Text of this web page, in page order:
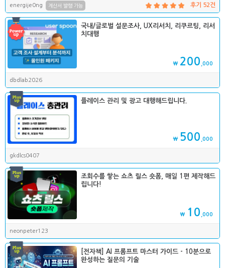
energije0ng 계산서 발행 가능 후기 52건
국내/글로벌 설문조사, UX리서치, 리쿠르팅, 리서
치대행
₩ 200 ,000
dbdlab2026
플레이스 관리 및 광고 대행해드립니다.
₩ 500 ,000
gkdlcs0407
조회수를 쌓는 쇼츠 릴스 숏폼, 매일 1편 제작해드
립니다!
₩ 10 ,000
neonpeter123
[전자책] AI 프롬프트 마스터 가이드 - 10분으로
완성하는 질문의 기술